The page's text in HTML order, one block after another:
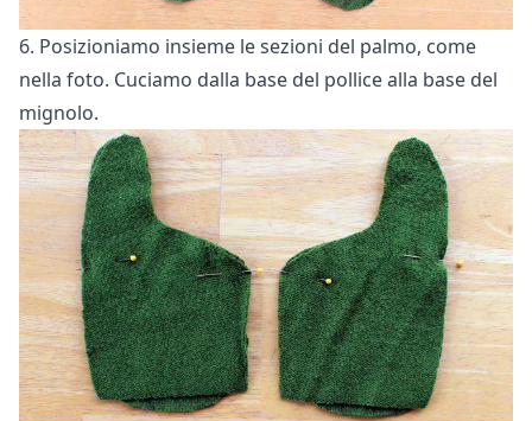
6. Posizioniamo insieme le sezioni del palmo, come
nella foto. Cuciamo dalla base del pollice alla base del
mignolo.